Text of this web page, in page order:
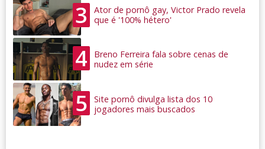
3
Ator de pornô gay, Victor Prado revela
que é '100% hétero'
4
Breno Ferreira fala sobre cenas de
nudez em série
5
Site pornô divulga lista dos 10
jogadores mais buscados